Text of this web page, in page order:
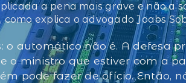
a pena mais grave e não a
explica o advogado Joabs
o automático não é. A defesa
o ministro que estiver com a
pode fazer de ofício. Então,